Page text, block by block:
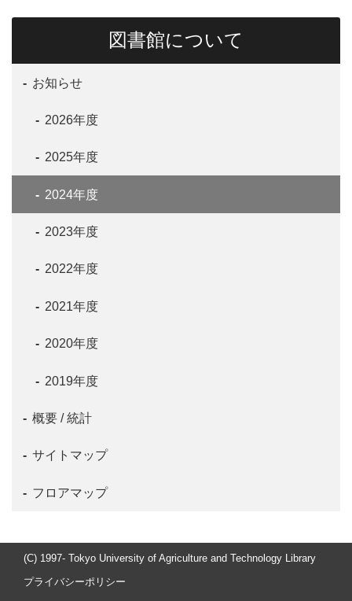
図書館について
お知らせ
2026年度
2025年度
2024年度
2023年度
2022年度
2021年度
2020年度
2019年度
概要 / 統計
サイトマップ
フロアマップ
(C) 1997- Tokyo University of Agriculture and Technology Library
プライバシーポリシー